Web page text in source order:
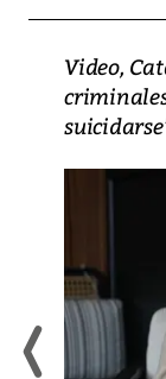
Video,